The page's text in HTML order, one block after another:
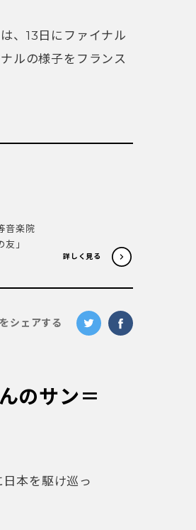
、13日にファイナル
ルの様子をフランス
音楽院
」
詳しく見る
シェアする
のサン＝
本を駆け巡っ